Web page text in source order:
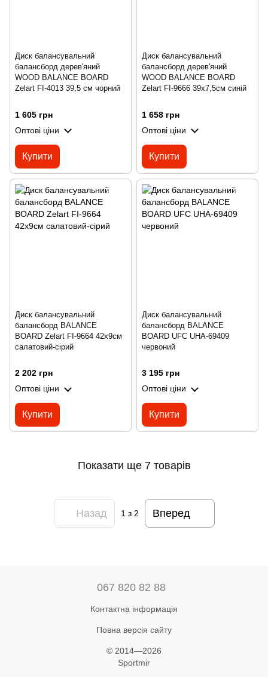
Диск балансувальний
балансборд дерев'яний
WOOD BALANCE BOARD
Zelart FI-4013 39,5 см чорний
1 605 грн
Оптові ціни
Купити
Диск балансувальний
балансборд дерев'яний
WOOD BALANCE BOARD
Zelart FI-9666 39x7,5см синій
1 658 грн
Оптові ціни
Купити
Диск балансувальний
балансборд BALANCE
BOARD Zelart FI-9664 42х9см
салатовий-сірий
2 202 грн
Оптові ціни
Купити
Диск балансувальний
балансборд BALANCE
BOARD UFC UHA-69409
червоний
3 195 грн
Оптові ціни
Купити
Показати ще 7 товарів
Назад 1з 2 Вперед
067 820 82 88
Контактна інформація
Повна версія сайту
© 2014—2026
Sportmir